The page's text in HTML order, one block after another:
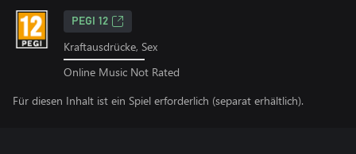
PEGI 12
Kraftausdrücke, Sex
Online Music Not Rated
Für diesen Inhalt ist ein Spiel erforderlich (separat erhältlich).